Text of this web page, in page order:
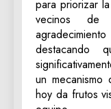
para priorizar
vecinos de
destacando
un
hoy da frutos